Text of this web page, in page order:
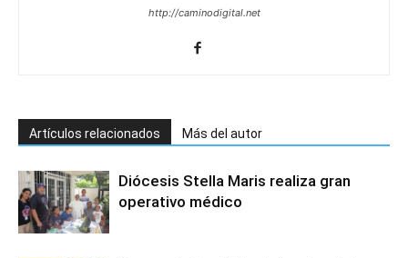
http://caminodigital.net
Artículos relacionados Más del autor
Diócesis Stella Maris realiza gran
operativo médico